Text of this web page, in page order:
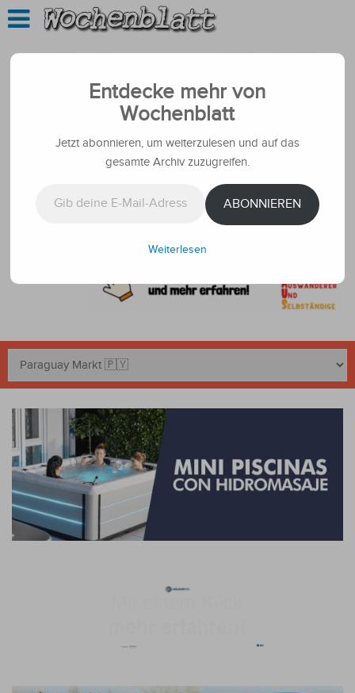
Entdecke mehr von
Wochenblatt
Jetzt abonnieren, um weiterzulesen und auf das
gesamte Archiv zuzugreifen.
ABONNIEREN
Weiterlesen